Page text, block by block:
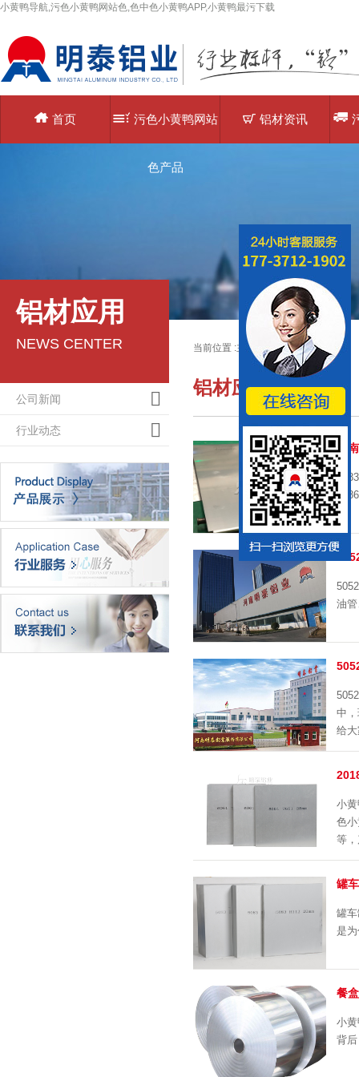
小黄鸭导航,污色小黄鸭网站色,色中色小黄鸭APP,小黄鸭最污下载
首页 污色小黄鸭网站
色产品
铝材资讯
铝材应用
NEWS CENTER
公司新闻
行业动态
当前位置 :主页 >铝材应用
铝材应用
河
5083
5052
油管
中
给
小黄
色小
等
罐
罐车
是
餐
小黄
背后